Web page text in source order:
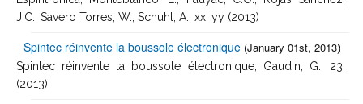
J.C., Savero Torres, W., Schuhl, A., xx, yy (2013)
Spintec réinvente la boussole électronique (January 01st, 2013)
Spintec réinvente la boussole électronique, Gaudin, G., 23,
(2013)